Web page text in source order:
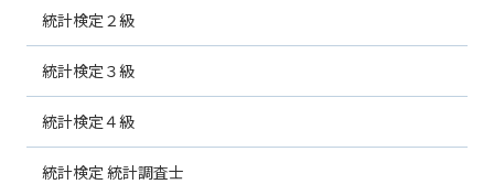
統計検定２級
統計検定３級
統計検定４級
統計検定 統計調査士